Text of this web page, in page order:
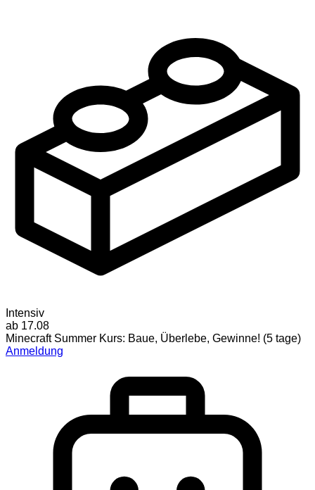
Intensiv
ab 17.08
Minecraft Summer Kurs: Baue, Überlebe, Gewinne! (5 tage)
Anmeldung